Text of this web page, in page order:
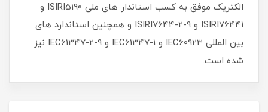
الکتریک موفق به کسب استاندار های ملی ISIRI5190 و
ISIRI76441 و ISIRI7644-2-9 و همچنین استاندارد های
بین المللی IEC60923 و IEC61347-1 و IEC61347-2-9 نیز
شده است.